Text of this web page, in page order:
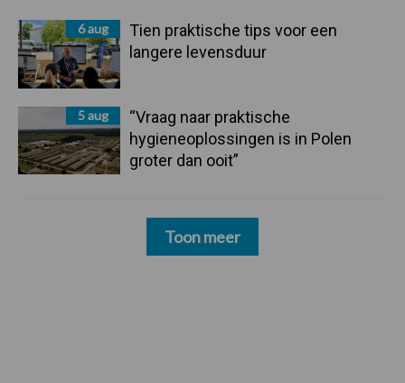
6 aug
Tien praktische tips voor een
langere levensduur
5 aug
“Vraag naar praktische
hygieneoplossingen is in Polen
groter dan ooit”
Toon meer